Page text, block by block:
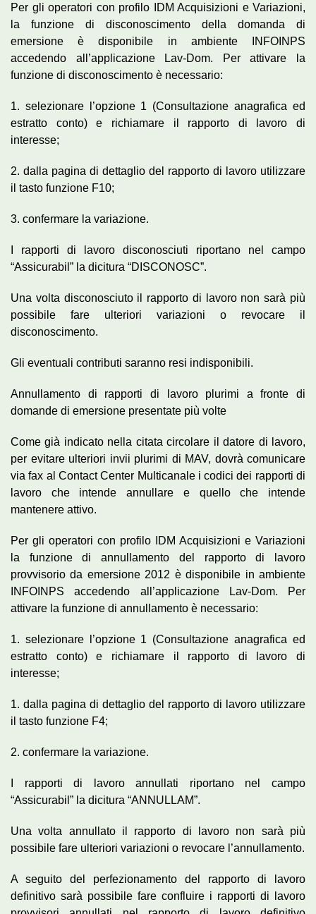
Per gli operatori con profilo IDM Acquisizioni e Variazioni,
la funzione di disconoscimento della domanda di
emersione è disponibile in ambiente INFOINPS
accedendo all’applicazione Lav-Dom. Per attivare la
funzione di disconoscimento è necessario:
1. selezionare l’opzione 1 (Consultazione anagrafica ed
estratto conto) e richiamare il rapporto di lavoro di
interesse;
2. dalla pagina di dettaglio del rapporto di lavoro utilizzare
il tasto funzione F10;
3. confermare la variazione.
I rapporti di lavoro disconosciuti riportano nel campo
“Assicurabil” la dicitura “DISCONOSC”.
Una volta disconosciuto il rapporto di lavoro non sarà più
possibile fare ulteriori variazioni o revocare il
disconoscimento.
Gli eventuali contributi saranno resi indisponibili.
Annullamento di rapporti di lavoro plurimi a fronte di
domande di emersione presentate più volte
Come già indicato nella citata circolare il datore di lavoro,
per evitare ulteriori invii plurimi di MAV, dovrà comunicare
via fax al Contact Center Multicanale i codici dei rapporti di
lavoro che intende annullare e quello che intende
mantenere attivo.
Per gli operatori con profilo IDM Acquisizioni e Variazioni
la funzione di annullamento del rapporto di lavoro
provvisorio da emersione 2012 è disponibile in ambiente
INFOINPS accedendo all’applicazione Lav-Dom. Per
attivare la funzione di annullamento è necessario:
1. selezionare l’opzione 1 (Consultazione anagrafica ed
estratto conto) e richiamare il rapporto di lavoro di
interesse;
1. dalla pagina di dettaglio del rapporto di lavoro utilizzare
il tasto funzione F4;
2. confermare la variazione.
I rapporti di lavoro annullati riportano nel campo
“Assicurabil” la dicitura “ANNULLAM”.
Una volta annullato il rapporto di lavoro non sarà più
possibile fare ulteriori variazioni o revocare l’annullamento.
A seguito del perfezionamento del rapporto di lavoro
definitivo sarà possibile fare confluire i rapporti di lavoro